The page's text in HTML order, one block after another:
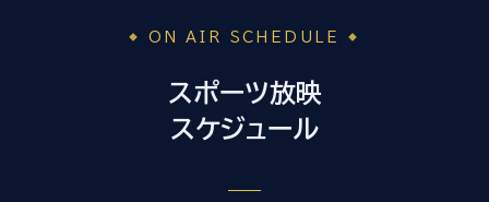
ON AIR SCHEDULE
スポーツ放映
スケジュール